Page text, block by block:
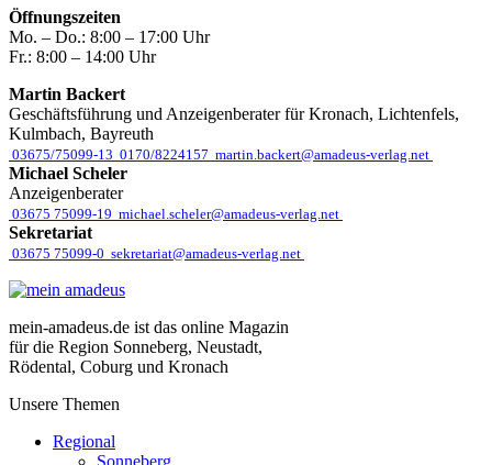
Öffnungszeiten
Mo. – Do.: 8:00 – 17:00 Uhr
Fr.: 8:00 – 14:00 Uhr
Martin Backert
Geschäftsführung und Anzeigenberater für Kronach, Lichtenfels,
Kulmbach, Bayreuth
03675/75099-13 0170/8224157 martin.backert@amadeus-verlag.net
Michael Scheler
Anzeigenberater
03675 75099-19 michael.scheler@amadeus-verlag.net
Sekretariat
03675 75099-0 sekretariat@amadeus-verlag.net
mein-amadeus.de ist das online Magazin
für die Region Sonneberg, Neustadt,
Rödental, Coburg und Kronach
Unsere Themen
Regional
Sonneberg